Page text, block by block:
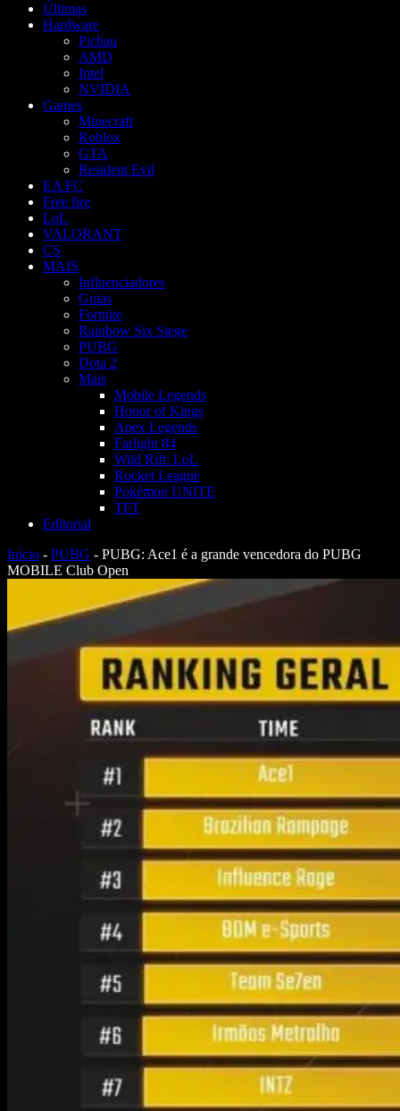
Últimas
Hardware
Pichau
AMD
Intel
NVIDIA
Games
Minecraft
Roblox
GTA
Resident Evil
EA FC
Free fire
LoL
VALORANT
CS
MAIS
Influenciadores
Guias
Fortnite
Rainbow Six Siege
PUBG
Dota 2
Mais
Mobile Legends
Honor of Kings
Apex Legends
Farlight 84
Wild Rift: LoL
Rocket League
Pokémon UNITE
TFT
Editorial
Início - PUBG - PUBG: Ace1 é a grande vencedora do PUBG
MOBILE Club Open